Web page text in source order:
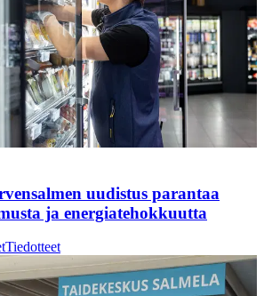
uudistus parantaa
ja energiatehokkuutta
Tiedotteet